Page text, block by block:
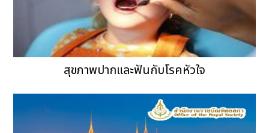
สุขภาพปากและฟันกับโรคหัวใจ